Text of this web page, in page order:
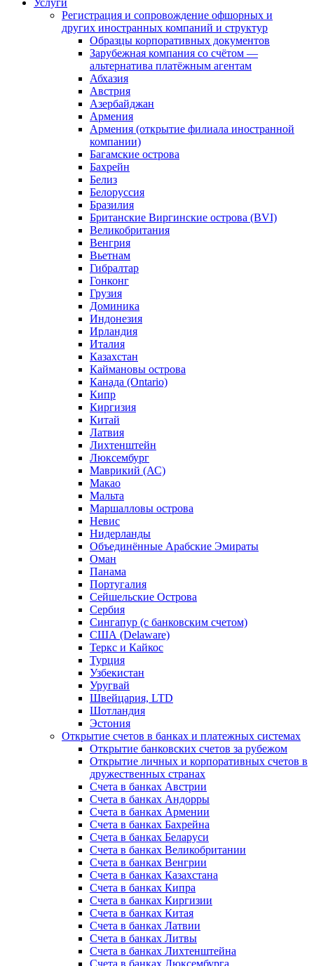
Услуги
Регистрация и сопровождение офшорных и
других иностранных компаний и структур
Образцы корпоративных документов
Зарубежная компания со счётом —
альтернатива платёжным агентам
Абхазия
Австрия
Азербайджан
Армения
Армения (открытие филиала иностранной
компании)
Багамские острова
Бахрейн
Белиз
Белоруссия
Бразилия
Британские Виргинские острова (BVI)
Великобритания
Венгрия
Вьетнам
Гибралтар
Гонконг
Грузия
Доминика
Индонезия
Ирландия
Италия
Казахстан
Каймановы острова
Канада (Ontario)
Кипр
Киргизия
Китай
Латвия
Лихтенштейн
Люксембург
Маврикий (АС)
Макао
Мальта
Маршалловы острова
Нeвис
Нидерланды
Объединённые Арабские Эмираты
Оман
Панама
Португалия
Сейшельские Острова
Сербия
Сингапур (c банковским счетом)
США (Delaware)
Теркс и Кайкос
Турция
Узбекистан
Уругвай
Швейцария, LTD
Шотландия
Эстония
Открытие счетов в банках и платежных системах
Открытие банковских счетов за рубежом
Открытие личных и корпоративных счетов в
дружественных странах
Счета в банках Австрии
Счета в банках Андорры
Счета в банках Армении
Счета в банках Бахрейна
Счета в банках Беларуси
Счета в банках Великобритании
Счета в банках Венгрии
Счета в банках Казахстана
Счета в банках Кипра
Счета в банках Киргизии
Счета в банках Китая
Счета в банках Латвии
Счета в банках Литвы
Счета в банках Лихтенштейна
Счета в банках Люксембурга